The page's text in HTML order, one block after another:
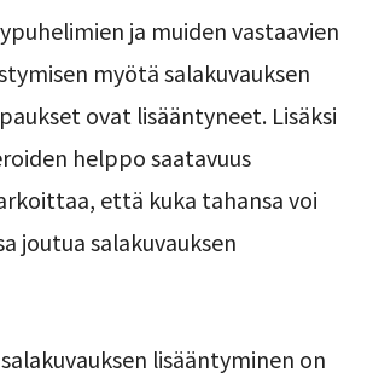
ja muiden vastaavien
myötä salakuvauksen
ovat lisääntyneet. Lisäksi
helppo saatavuus
että kuka tahansa voi
joutua salakuvauksen
lisääntyminen on